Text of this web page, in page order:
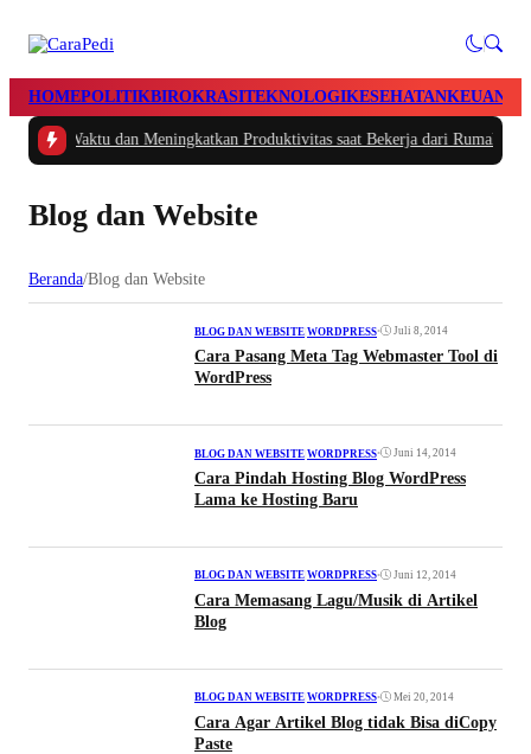
HOMEPOLITIKBIROKRASITEKNOLOGIKESEHATAN
Waktu dan Meningkatkan Produktivitas saat Bekerja dari Rumah|
Blog dan Website
Beranda/Blog dan Website
BLOG DAN WEBSITE WORDPRESS• Juli 8, 2014
Cara Pasang Meta Tag Webmaster Tool di
WordPress
BLOG DAN WEBSITE WORDPRESS• Juni 14, 2014
Cara Pindah Hosting Blog WordPress
Lama ke Hosting Baru
BLOG DAN WEBSITE WORDPRESS• Juni 12, 2014
Cara Memasang Lagu/Musik di Artikel
Blog
BLOG DAN WEBSITE WORDPRESS• Mei 20, 2014
Cara Agar Artikel Blog tidak Bisa diCopy
Paste